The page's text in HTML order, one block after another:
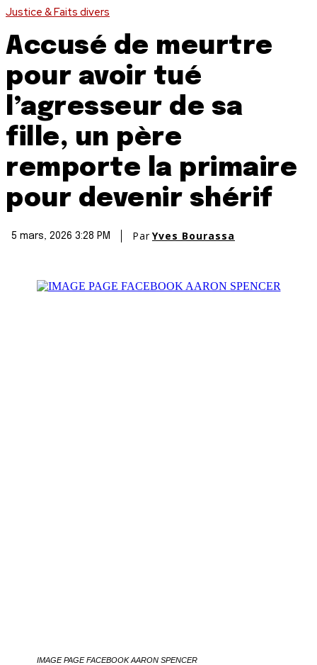
Justice & Faits divers
Accusé de meurtre
pour avoir tué
l’agresseur de sa
fille, un père
remporte la primaire
pour devenir shérif
5 mars, 2026 3:28 PM ParYves Bourassa
IMAGE PAGE FACEBOOK AARON SPENCER